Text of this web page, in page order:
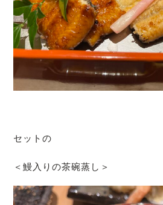
セットの
＜鰻入りの茶碗蒸し＞